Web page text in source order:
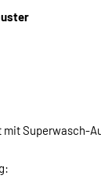
Superwasch-